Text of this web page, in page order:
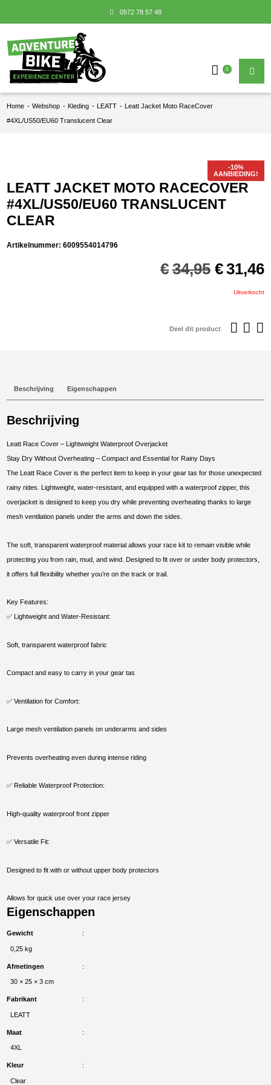
0572 78 57 48
0
Home - Webshop - Kleding - LEATT - Leatt Jacket Moto RaceCover
#4XL/US50/EU60 Translucent Clear
AANBIEDING!
LEATT JACKET MOTO RACECOVER
#4XL/US50/EU60 TRANSLUCENT
CLEAR
Artikelnummer:6009554014796
€34,95
prijs
was:
€31,46
Uitverkocht
Deel dit product
Beschrijving Eigenschappen
Beschrijving
Leatt Race Cover – Lightweight Waterproof Overjacket
Stay Dry Without Overheating – Compact and Essential for Rainy Days
The Leatt Race Cover is the perfect item to keep in your gear tas for those unexpected
rainy rides. Lightweight, water-resistant, and equipped with a waterproof zipper, this
overjacket is designed to keep you dry while preventing overheating thanks to large
mesh ventilation panels under the arms and down the sides.
The soft, transparent waterproof material allows your race kit to remain visible while
protecting you from rain, mud, and wind. Designed to fit over or under body protectors,
it offers full flexibility whether you’re on the track or trail.
Key Features:
✅ Lightweight and Water-Resistant:
Soft, transparent waterproof fabric
Compact and easy to carry in your gear tas
✅ Ventilation for Comfort:
Large mesh ventilation panels on underarms and sides
Prevents overheating even during intense riding
✅ Reliable Waterproof Protection:
High-quality waterproof front zipper
✅ Versatile Fit:
Designed to fit with or without upper body protectors
Allows for quick use over your race jersey
Eigenschappen
Gewicht
0,25 kg
Afmetingen
30 × 25 × 3 cm
Fabrikant
LEATT
Maat
4XL
Kleur
Clear